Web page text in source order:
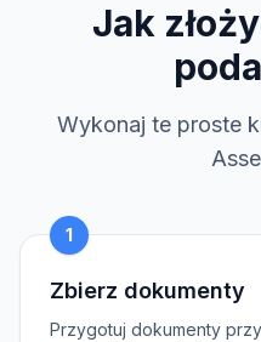
Jak
Wykonaj te proste
1
Zbierz dokumenty
Przygotuj dokumenty